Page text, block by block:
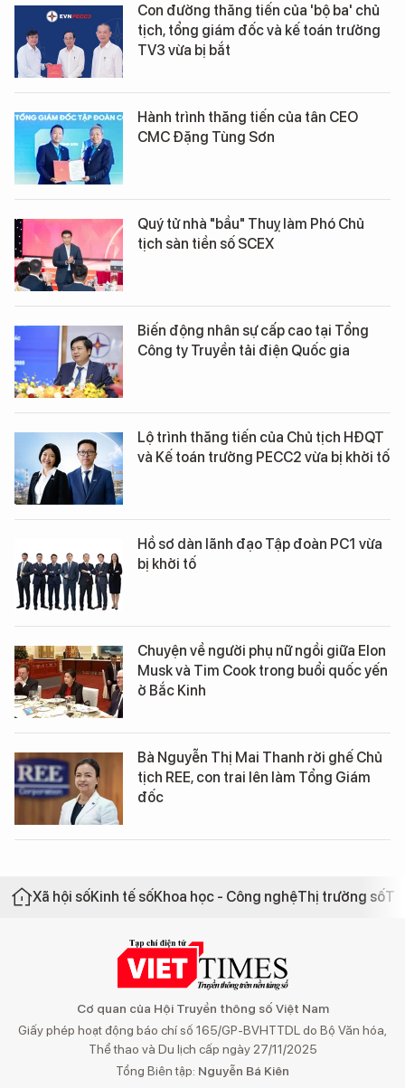
Con đường thăng tiến của 'bộ ba' chủ
tịch, tổng giám đốc và kế toán trưởng
TV3 vừa bị bắt
Hành trình thăng tiến của tân CEO
CMC Đặng Tùng Sơn
Quý tử nhà "bầu" Thuỵ làm Phó Chủ
tịch sàn tiền số SCEX
Biến động nhân sự cấp cao tại Tổng
Công ty Truyền tải điện Quốc gia
Lộ trình thăng tiến của Chủ tịch HĐQT
và Kế toán trưởng PECC2 vừa bị khởi tố
Hồ sơ dàn lãnh đạo Tập đoàn PC1 vừa
bị khởi tố
Chuyện về người phụ nữ ngồi giữa Elon
Musk và Tim Cook trong buổi quốc yến
ở Bắc Kinh
Bà Nguyễn Thị Mai Thanh rời ghế Chủ
tịch REE, con trai lên làm Tổng Giám
đốc
Xã hội sốKinh tế sốKhoa học - Công nghệThị trường số
Cơ quan của Hội Truyền thông số Việt Nam
Giấy phép hoạt động báo chí số 165/GP-BVHTTDL do Bộ Văn hóa,
Thể thao và Du lịch cấp ngày 27/11/2025
Tổng Biên tập: Nguyễn Bá Kiên